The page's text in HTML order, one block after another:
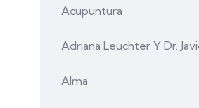
Acupuntura
Adriana Leuchter Y Dr.
Alma